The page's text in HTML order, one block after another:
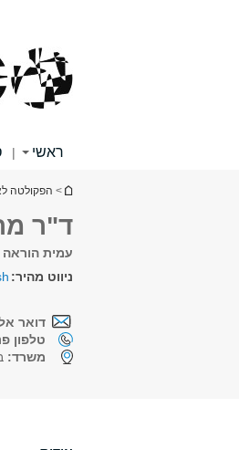
ראשי |
הינך נמצא
> הפקולטה
ד"ר
עמית הוראה
ניווט מהיר:
דואר
טלפון
משרד: